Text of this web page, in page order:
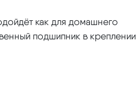
как для домашнего
подшипник в креплении